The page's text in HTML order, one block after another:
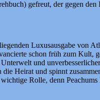
gefreut, der gegen den
Luxusausgabe von
schon früh zum Kult,
und
Heirat und spinnt
Rolle, denn